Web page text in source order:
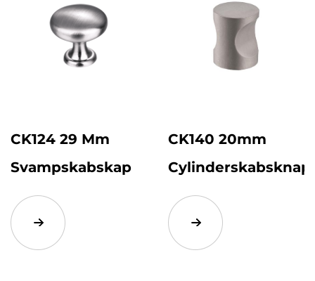
CK124 29 Mm
Svampskabskap
CK140 20mm
Cylinderskabsknap